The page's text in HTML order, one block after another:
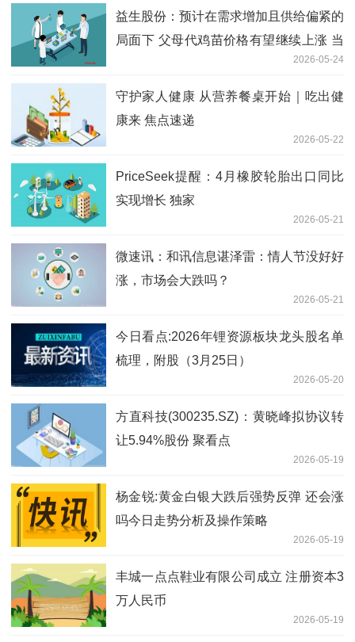
益生股份：预计在需求增加且供给偏紧的
局面下 父母代鸡苗价格有望继续上涨 当
2026-05-24
守护家人健康 从营养餐桌开始｜吃出健
康来 焦点速递
2026-05-22
PriceSeek提醒：4月橡胶轮胎出口同比
实现增长 独家
2026-05-21
微速讯：和讯信息谌泽雷：情人节没好好
涨，市场会大跌吗？
2026-05-21
今日看点:2026年锂资源板块龙头股名单
梳理，附股（3月25日）
2026-05-20
方直科技(300235.SZ)：黄晓峰拟协议转
让5.94%股份 聚看点
2026-05-19
杨金锐:黄金白银大跌后强势反弹 还会涨
吗今日走势分析及操作策略
2026-05-19
丰城一点点鞋业有限公司成立 注册资本3
万人民币
2026-05-19